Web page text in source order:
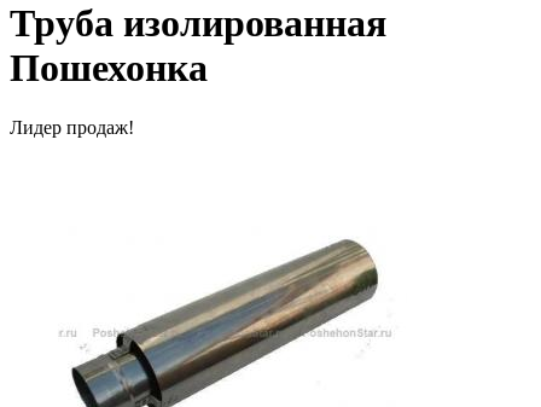
Труба изолированная
Пошехонка
Лидер продаж!